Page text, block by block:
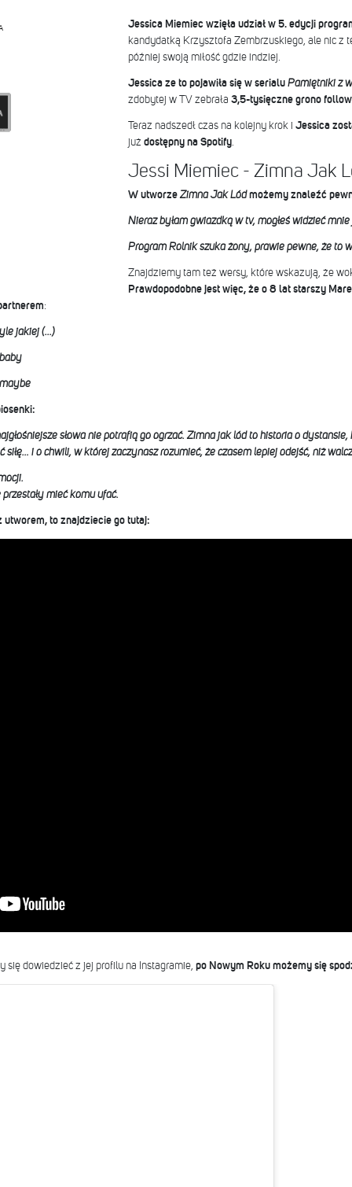
Jessica Miemiec wzięła udział w 5. edycji
kandydatką Krzysztofa Zembrzuskiego, ale nic z
później swoją miłość gdzie indziej.
Jessica ze to pojawiła się w serialu Pamiętniki z
zdobytej w TV zebrała 3,5-tysięczne grono
Teraz nadszedł czas na kolejny krok i Jessica
już dostępny na Spotify.
Jessi Miemiec - Zimna Jak
W utworze Zimna Jak Lódmożemy znaleźć
Nieraz byłam gwiazdką w tv, mogłeś widzieć mnie
Program Rolnik szuka żony, prawie pewne, że to
Znajdziemy tam też wersy, które wskazują, że
Prawdopodobne jest więc, że o 8 lat starszy
:
jakiej (...)
słowa nie potrafią go ogrzać. Zimna jak lód to historia o
siłę… i o chwili, w której zaczynasz rozumieć, że czasem lepiej odejść, niż
mieć komu ufać.
to znajdziecie go tutaj:
się dowiedzieć z jej profilu na Instagramie, po Nowym Roku możemy się